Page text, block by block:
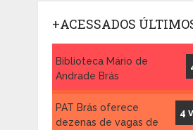
+ACESSADOS
Biblioteca Mário de
Andrade Brás
4
PAT Brás oferece
dezenas de vagas de